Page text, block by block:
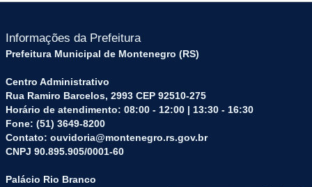
Informações da Prefeitura
Prefeitura Municipal de Montenegro (RS)
Centro Administrativo
Rua Ramiro Barcelos, 2993 CEP 92510-275
Horário de atendimento: 08:00 - 12:00 | 13:30 - 16:30
Fone: (51) 3649-8200
Contato: ouvidoria@montenegro.rs.gov.br
CNPJ 90.895.905/0001-60
Palácio Rio Branco